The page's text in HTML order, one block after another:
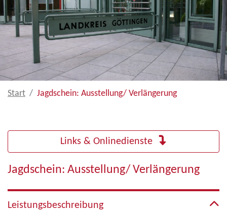
Start Jagdschein: Ausstellung/ Verlängerung
Links & Onlinedienste
Jagdschein: Ausstellung/ Verlängerung
Leistungsbeschreibung